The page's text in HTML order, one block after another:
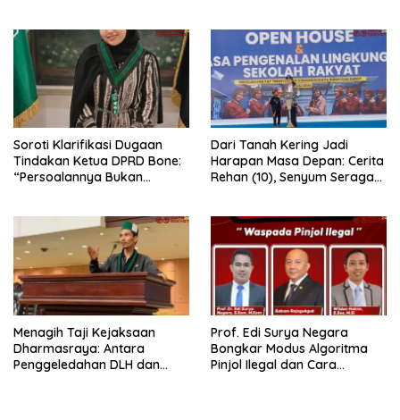
Soroti Klarifikasi Dugaan
Tindakan Ketua DPRD Bone:
“Persoalannya Bukan
Dari Tanah Kering Jadi
Harapan Masa Depan: Cerita
Rehan (10), Senyum Seragam
Menagih Taji Kejaksaan
Dharmasraya: Antara
Penggeledahan DLH dan
Prof. Edi Surya Negara
Bongkar Modus Algoritma
Pinjol Ilegal dan Cara